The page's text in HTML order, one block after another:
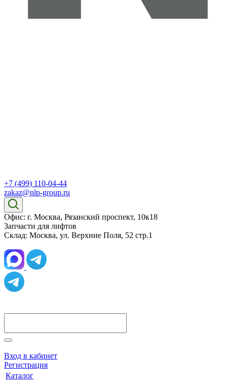
+7 (499) 110-04-44
zakaz@nlp-group.ru
Офис: г. Москва, Рязанский проспект, 10к18
Запчасти для лифтов
Склад: Москва, ул. Верхние Поля, 52 стр.1
Вход в кабинет
Регистрация
Каталог